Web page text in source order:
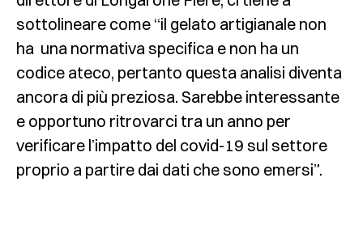
sottolineare come “il gelato artigianale non
ha una normativa specifica e non ha un
codice ateco, pertanto questa analisi diventa
ancora di più preziosa. Sarebbe interessante
e opportuno ritrovarci tra un anno per
verificare l’impatto del covid-19 sul settore
proprio a partire dai dati che sono emersi”.